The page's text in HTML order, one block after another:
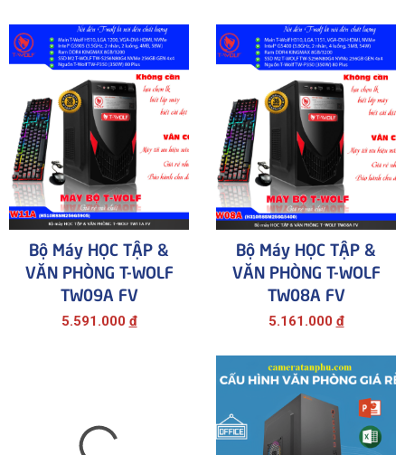
Bộ Máy HỌC TẬP &
VĂN PHÒNG T-WOLF
TW09A FV
5.591.000 đ
Bộ Máy HỌC TẬP &
VĂN PHÒNG T-WOLF
TW08A FV
5.161.000 đ